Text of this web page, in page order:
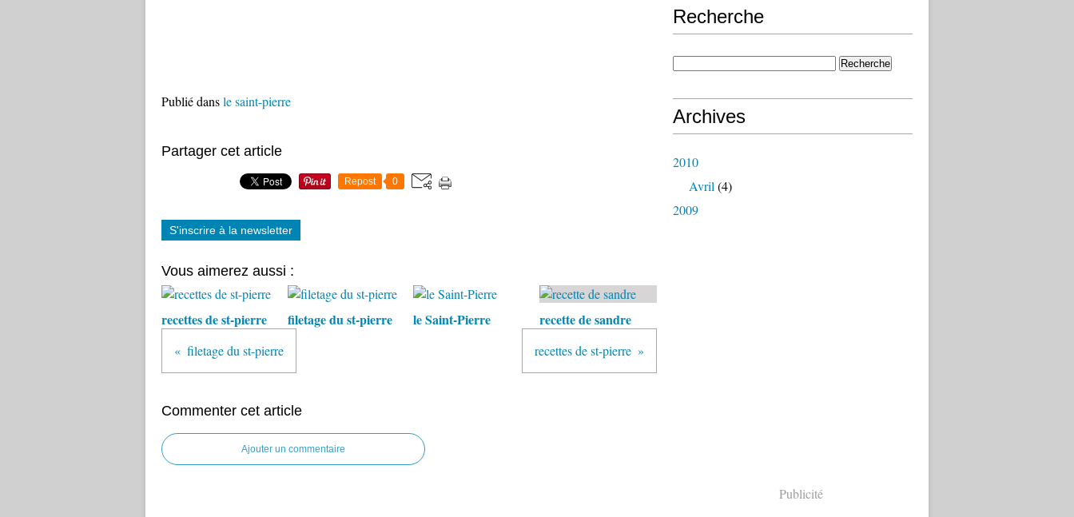
Publié dansle saint-pierre
Partager cet article
Repost 0
S'inscrire à la newsletter
Vous aimerez aussi :
recettes de st-pierre filetage du st-pierre le Saint-Pierre recette de sandre
filetage du st-pierre recettes de st-pierre
Commenter cet article
Ajouter un commentaire
Recherche
Archives
2010
Avril (4)
2009
Publicité